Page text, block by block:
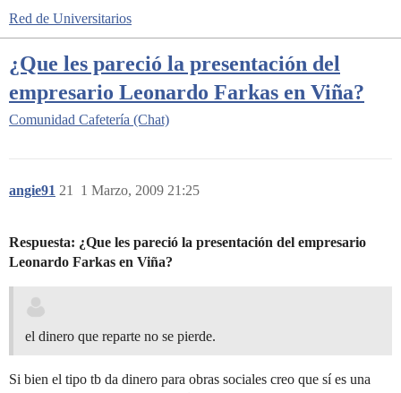
Red de Universitarios
¿Que les pareció la presentación del
empresario Leonardo Farkas en Viña?
Comunidad Cafetería (Chat)
angie91 1 Marzo, 2009 21:25
21
Respuesta: ¿Que les pareció la presentación del empresario
Leonardo Farkas en Viña?
el dinero que reparte no se pierde.
Si bien el tipo tb da dinero para obras sociales creo que sí es una